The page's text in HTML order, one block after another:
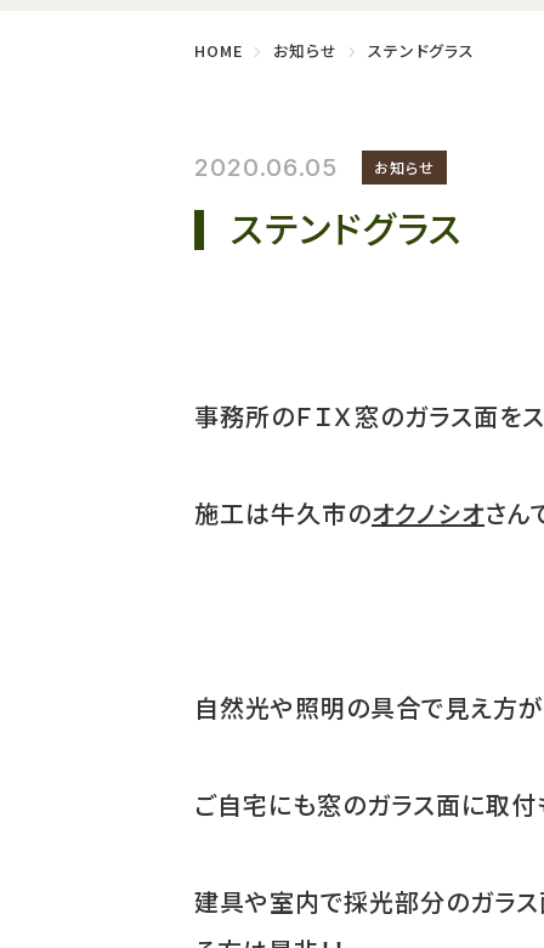
HOME お知らせ ステンドグラス
2020.06.05 お知らせ
ステンドグラス
事務所のＦＩＸ窓のガラス面を
施工は牛久市のオクノシオさん
自然光や照明の具合で見え方が
ご自宅にも窓のガラス面に取付
建具や室内で採光部分のガラス